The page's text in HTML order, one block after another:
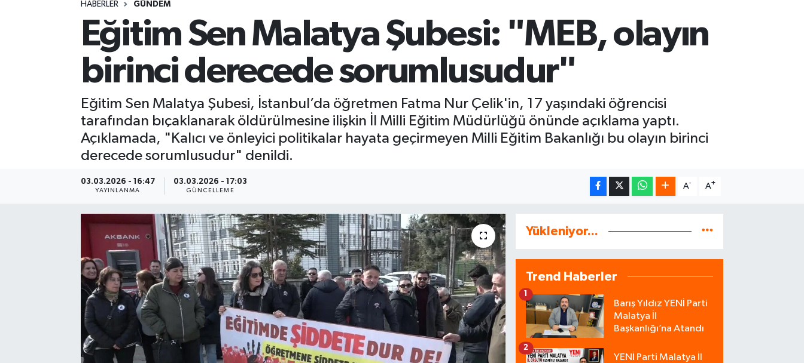
HABERLER GÜNDEM
Eğitim Sen Malatya Şubesi: "MEB, olayın
birinci derecede sorumlusudur"
Eğitim Sen Malatya Şubesi, İstanbul’da öğretmen Fatma Nur Çelik'in, 17 yaşındaki öğrencisi
tarafından bıçaklanarak öldürülmesine ilişkin İl Milli Eğitim Müdürlüğü önünde açıklama yaptı.
Açıklamada, "Kalıcı ve önleyici politikalar hayata geçirmeyen Milli Eğitim Bakanlığı bu olayın birinci
derecede sorumlusudur" denildi.
03.03.2026 - 16:47
YAYINLANMA
03.03.2026 - 17:03
GÜNCELLEME
A- A+
Yükleniyor...
Trend Haberler
Barış Yıldız YENİ Parti
Malatya İl
Başkanlığı’na Atandı
1
YENİ Parti Malatya İl
2